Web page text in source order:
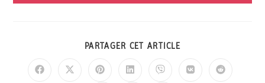
PARTAGER CET ARTICLE